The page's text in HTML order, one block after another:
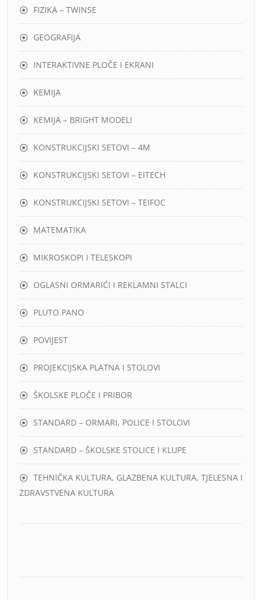
FIZIKA – TWINSE
GEOGRAFIJA
INTERAKTIVNE PLOČE I EKRANI
KEMIJA
KEMIJA – BRIGHT MODELI
KONSTRUKCIJSKI SETOVI – 4M
KONSTRUKCIJSKI SETOVI – EITECH
KONSTRUKCIJSKI SETOVI – TEIFOC
MATEMATIKA
MIKROSKOPI I TELESKOPI
OGLASNI ORMARIĆI I REKLAMNI STALCI
PLUTO PANO
POVIJEST
PROJEKCIJSKA PLATNA I STOLOVI
ŠKOLSKE PLOČE I PRIBOR
STANDARD – ORMARI, POLICE I STOLOVI
STANDARD – ŠKOLSKE STOLICE I KLUPE
TEHNIČKA KULTURA, GLAZBENA KULTURA, TJELESNA I
ZDRAVSTVENA KULTURA